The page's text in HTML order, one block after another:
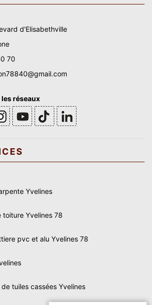
d'Elisabethville
70
réseaux
Yvelines
toiture Yvelines 78
pvc et alu Yvelines 78
tuiles cassées Yvelines